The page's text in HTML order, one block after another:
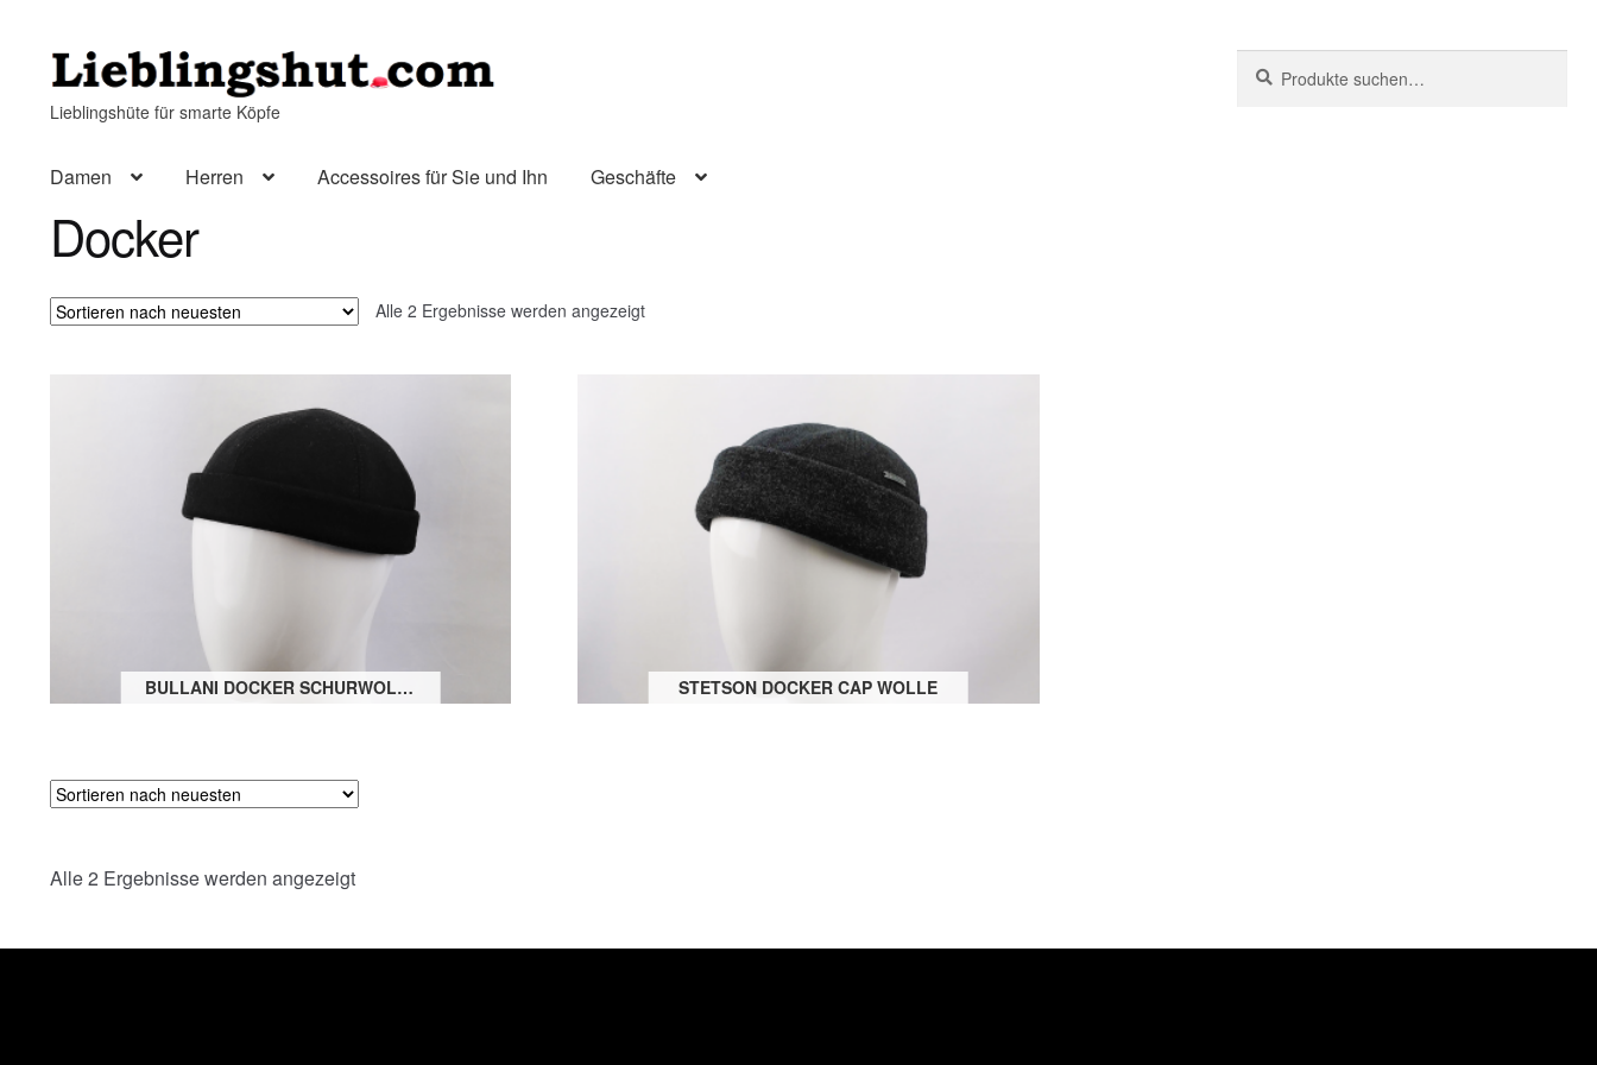
Zur
Navigation
springen
Zum
Inhalt
springen
Lieblingshüte für smarte Köpfe
nach:
Damen Herren Accessoires für Sie und Ihn Geschäfte
Docker
Alle 2 Ergebnisse werden angezeigtNach
BULLANI DOCKER SCHURWOLLE STETSON DOCKER CAP WOLLE
Alle 2 Ergebnisse werden angezeigtNach